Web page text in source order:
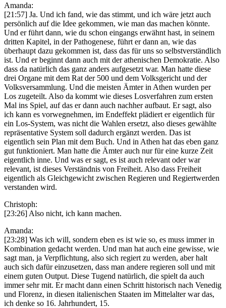
Amanda:
[21:57] Ja. Und ich fand, wie das stimmt, und ich wäre jetzt auch
persönlich auf die Idee gekommen, wie man das machen könnte.
Und er führt dann, wie du schon eingangs erwähnt hast, in seinem
dritten Kapitel, in der Pathogenese, führt er dann an, wie das
überhaupt dazu gekommen ist, dass das für uns so selbstverständlich
ist. Und er beginnt dann auch mit der athenischen Demokratie. Also
dass da natürlich das ganz anders aufgesetzt war. Man hatte diese
drei Organe mit dem Rat der 500 und dem Volksgericht und der
Volksversammlung. Und die meisten Ämter in Athen wurden per
Los zugeteilt. Also da kommt wie dieses Losverfahren zum ersten
Mal ins Spiel, auf das er dann auch nachher aufbaut. Er sagt, also
ich kann es vorwegnehmen, im Endeffekt plädiert er eigentlich für
ein Los-System, was nicht die Wahlen ersetzt, also dieses gewählte
repräsentative System soll dadurch ergänzt werden. Das ist
eigentlich sein Plan mit dem Buch. Und in Athen hat das eben ganz
gut funktioniert. Man hatte die Ämter auch nur für eine kurze Zeit
eigentlich inne. Und was er sagt, es ist auch relevant oder war
relevant, ist dieses Verständnis von Freiheit. Also dass Freiheit
eigentlich als Gleichgewicht zwischen Regieren und Regiertwerden
verstanden wird.
Christoph:
[23:26] Also nicht, ich kann machen.
Amanda:
[23:28] Was ich will, sondern eben es ist wie so, es muss immer in
Kombination gedacht werden. Und man hat auch eine gewisse, wie
sagt man, ja Verpflichtung, also sich regiert zu werden, aber halt
auch sich dafür einzusetzen, dass man andere regieren soll und mit
einem guten Output. Diese Tugend natürlich, die spielt da auch
immer sehr mit. Er macht dann einen Schritt historisch nach Venedig
und Florenz, in diesen italienischen Staaten im Mittelalter war das,
ich denke so 16. Jahrhundert, 15.